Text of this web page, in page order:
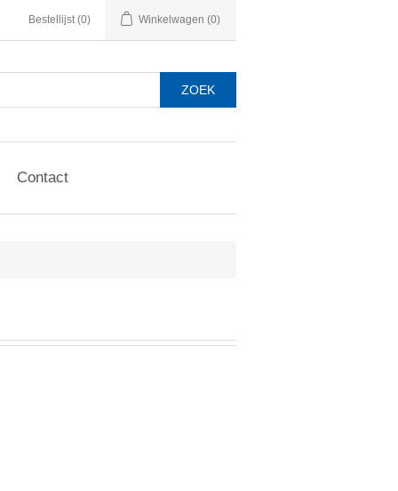
Bestellijst (0) Winkelwagen (0)
Contact